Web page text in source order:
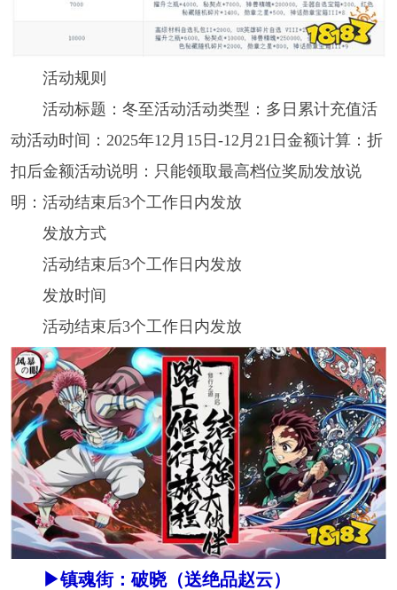
活动规则
活动标题：冬至活动活动类型：多日累计充值活
动活动时间：2025年12月15日-12月21日金额计算：折
扣后金额活动说明：只能领取最高档位奖励发放说
明：活动结束后3个工作日内发放
发放方式
活动结束后3个工作日内发放
发放时间
活动结束后3个工作日内发放
▶镇魂街：破晓（送绝品赵云）